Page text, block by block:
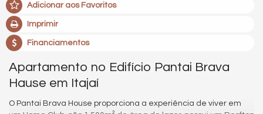
Adicionar aos Favoritos
Imprimir
Financiamentos
Apartamento no Edifício Pantai Brava
Hause em Itajaí
O Pantai Brava House proporciona a experiência de viver em